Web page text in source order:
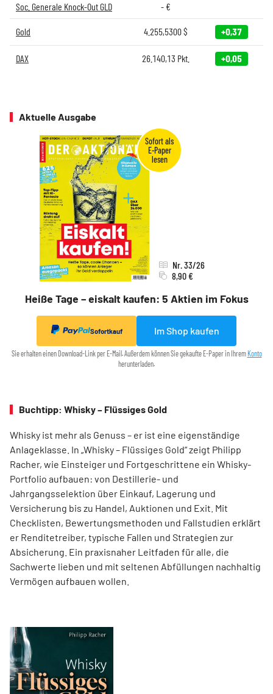
Soc. Generale Knock-Out GLD - €
Gold 4.255,5300$ +0,37
DAX 26.140,13 Pkt. +0,05
Aktuelle Ausgabe
Heiße Tage – eiskalt kaufen: 5 Aktien im Fokus
Nr. 33/26
8,90 €
Sofortkauf Im Shop kaufen
Sie erhalten einen Download-Link per E-Mail. Außerdem können Sie gekaufte E-Paper in Ihrem Konto
herunterladen.
Buchtipp: Whisky – Flüssiges Gold
Whisky ist mehr als Genuss – er ist eine eigenständige
Anlageklasse. In „Whisky – Flüssiges Gold“ zeigt Philipp
Racher, wie Einsteiger und Fortgeschrittene ein Whisky-
Portfolio aufbauen: von Destillerie- und
Jahrgangsselektion über Einkauf, Lagerung und
Versicherung bis zu Handel, Auktionen und Exit. Mit
Checklisten, Bewertungsmethoden und Fallstudien erklärt
er Renditetreiber, typische Fallen und Strategien zur
Absicherung. Ein praxisnaher Leitfaden für alle, die
Sachwerte lieben und mit seltenen Abfüllungen nachhaltig
Vermögen aufbauen wollen.